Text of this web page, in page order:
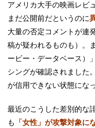
アメリカ大手の映画レビ
まだ公開前だというのに
大量の否定コメントが連
稿が疑われるものも）。
ービー・データベース）
シングが確認されました
が信用できない状態にな
最近のこうした差別的な
も
「女性」が攻撃対象に